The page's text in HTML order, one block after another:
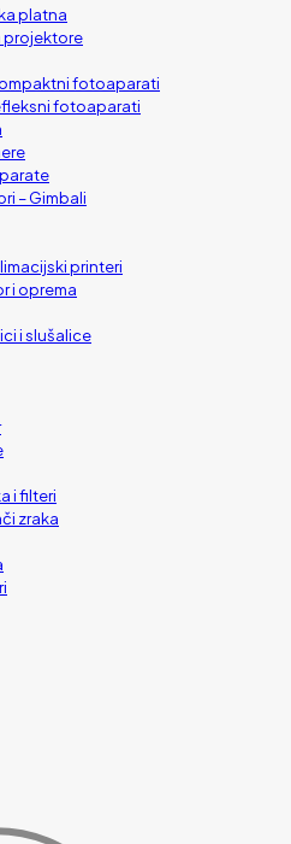
platna
projektore
fotoaparati
fotoaparati
– Gimbali
printeri
i oprema
i slušalice
i filteri
zraka